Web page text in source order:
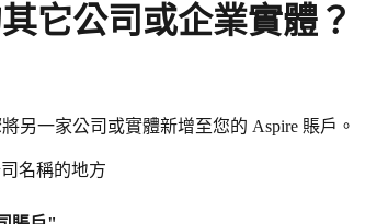
它公司或企業實體？
另一家公司或實體新增至您的 Aspire 賬戶。
名稱的地方